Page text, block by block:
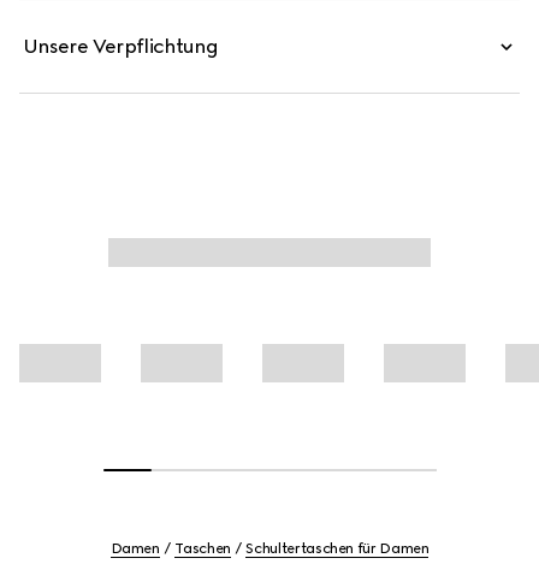
Unsere Verpflichtung
Damen Taschen Schultertaschen für Damen